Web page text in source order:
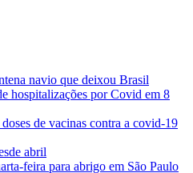
navio que deixou Brasil
hospitalizações por Covid em 8
de vacinas contra a covid-19
abril
feira para abrigo em São Paulo